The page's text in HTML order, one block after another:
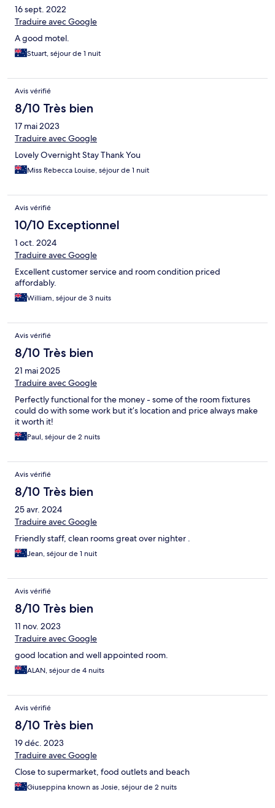
16 sept. 2022
Traduire avec Google
A good motel.
Stuart, séjour de 1 nuit
Avis vérifié
8/10 Très bien
17 mai 2023
Traduire avec Google
Lovely Overnight Stay Thank You
Miss Rebecca Louise, séjour de 1 nuit
Avis vérifié
10/10 Exceptionnel
1 oct. 2024
Traduire avec Google
Excellent customer service and room condition priced
affordably.
William, séjour de 3 nuits
Avis vérifié
8/10 Très bien
21 mai 2025
Traduire avec Google
Perfectly functional for the money - some of the room fixtures
could do with some work but it’s location and price always make
it worth it!
Paul, séjour de 2 nuits
Avis vérifié
8/10 Très bien
25 avr. 2024
Traduire avec Google
Friendly staff, clean rooms great over nighter .
Jean, séjour de 1 nuit
Avis vérifié
8/10 Très bien
11 nov. 2023
Traduire avec Google
good location and well appointed room.
ALAN, séjour de 4 nuits
Avis vérifié
8/10 Très bien
19 déc. 2023
Traduire avec Google
Close to supermarket, food outlets and beach
Giuseppina known as Josie, séjour de 2 nuits